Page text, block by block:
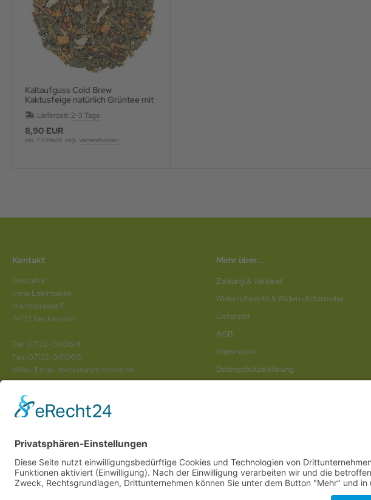
Kaltaufguss Cold Brew
Kaktusfeige natürlich Grüntee mit
Blüten und Fruchtstücken,
aromatisie
Lieferzeit: 2-3 Tage
8,90 EUR
inkl. 7 % MwSt. zzgl. Versandkosten
Kontakt
Teecultur
Irene Leinmueller
Marktstrasse 11
74172 Neckarsulm
Tel: 07132-3410614
Fax: 07132-3410615
eMail: Email: teecultur@t-online.de
Mehr über...
Zahlung & Versand
Widerrufsrecht & Widerrufsformular
Lieferzeit
AGB
Impressum
Datenschutz­erklärung
Anhalt,BrandenburgundBerlin. Online Tee kaufen Sie bei uns auch inHeilbronn,Neckarsulm ,Ludwigsburg ,Stuttgart,